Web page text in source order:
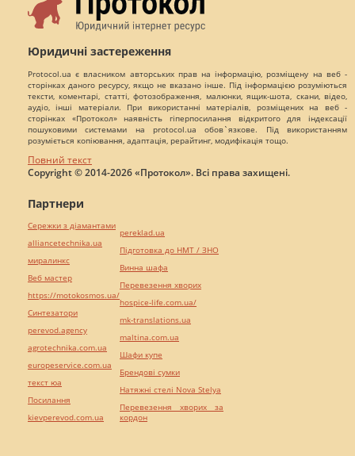
Юридичні застереження
Protocol.ua є власником авторських прав на інформацію, розміщену на веб -
сторінках даного ресурсу, якщо не вказано інше. Під інформацією розуміються
тексти, коментарі, статті, фотозображення, малюнки, ящик-шота, скани, відео,
аудіо, інші матеріали. При використанні матеріалів, розміщених на веб -
сторінках «Протокол» наявність гіперпосилання відкритого для індексації
пошуковими системами на protocol.ua обов`язкове. Під використанням
розуміється копіювання, адаптація, рерайтинг, модифікація тощо.
Повний текст
Copyright © 2014-2026 «Протокол». Всі права захищені.
Партнери
Сережки з діамантами
alliancetechnika.ua
миралинкс
Веб мастер
https://motokosmos.ua/
Синтезатори
perevod.agency
agrotechnika.com.ua
europeservice.com.ua
текст юа
Посилання
kievperevod.com.ua
pereklad.ua
Підготовка до НМТ / ЗНО
Винна шафа
Перевезення хворих
hospice-life.com.ua/
mk-translations.ua
maltina.com.ua
Шафи купе
Брендові сумки
Натяжні стелі Nova Stelya
Перевезення хворих за
кордон